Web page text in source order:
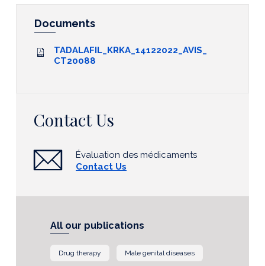
Documents
TADALAFIL_KRKA_14122022_AVIS_
CT20088
Contact Us
Évaluation des médicaments
Contact Us
All our publications
Drug therapy Male genital diseases